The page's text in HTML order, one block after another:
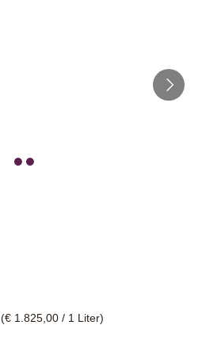
(€ 1.825,00 / 1 Liter)